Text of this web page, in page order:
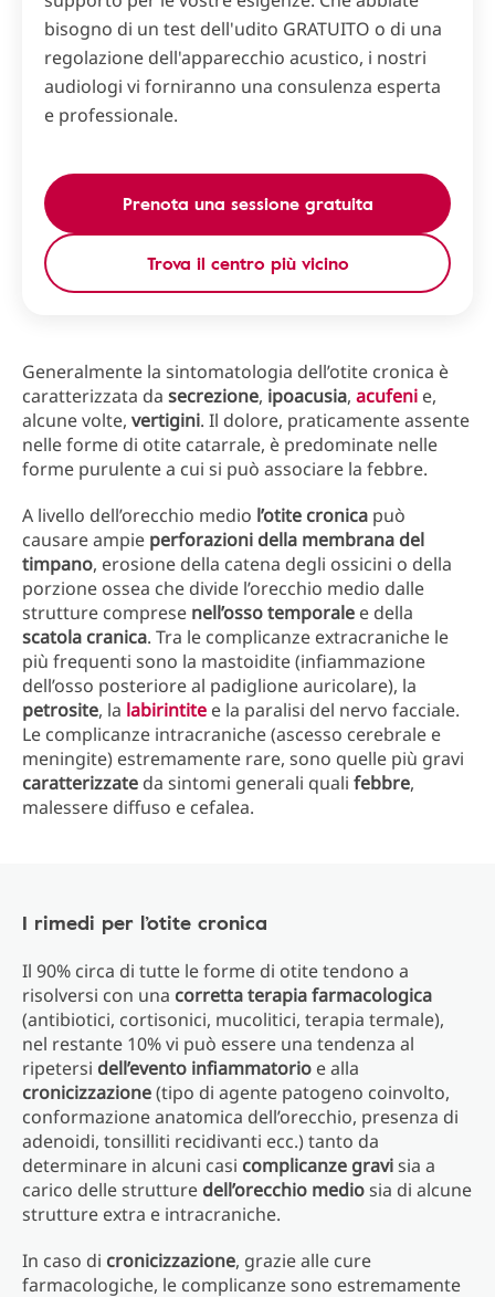
bisogno di un test dell'udito GRATUITO o di una
regolazione dell'apparecchio acustico, i nostri
audiologi vi forniranno una consulenza esperta
e professionale.
Prenota una sessione gratuita
Trova il centro più vicino
Generalmente la sintomatologia dell’otite cronica è
caratterizzata da secrezione, ipoacusia, acufeni e,
alcune volte, vertigini. Il dolore, praticamente assente
nelle forme di otite catarrale, è predominate nelle
forme purulente a cui si può associare la febbre.
A livello dell’orecchio medio l’otite cronica può
causare ampie perforazioni della membrana del
timpano, erosione della catena degli ossicini o della
porzione ossea che divide l’orecchio medio dalle
strutture comprese nell’ossotemporale e della
scatola cranica. Tra le complicanze extracraniche le
più frequenti sono la mastoidite (infiammazione
dell’osso posteriore al padiglione auricolare), la
petrosite, la labirintite e la paralisi del nervo facciale.
Le complicanze intracraniche (ascesso cerebrale e
meningite) estremamente rare, sono quelle più gravi
caratterizzate da sintomi generali quali febbre,
malessere diffuso e cefalea.
I rimedi per l’otite cronica
Il 90% circa di tutte le forme di otite tendono a
risolversi con una corretta terapia farmacologica
(antibiotici, cortisonici, mucolitici, terapia termale),
nel restante 10% vi può essere una tendenza al
ripetersi dell’evento infiammatorio e alla
cronicizzazione(tipo di agente patogeno coinvolto,
conformazione anatomica dell’orecchio, presenza di
adenoidi, tonsilliti recidivanti ecc.) tanto da
determinare in alcuni casi complicanze gravisia a
carico delle strutture dell’orecchio mediosia di alcune
strutture extra e intracraniche.
In caso di cronicizzazione, grazie alle cure
farmacologiche, le complicanze sono estremamente